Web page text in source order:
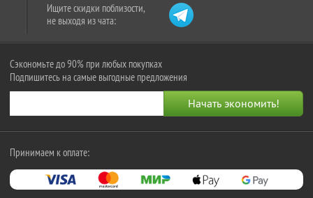
Ищите скидки поблизости,
не выходя из чата:
Сэкономьте до 90% при любых покупках
Подпишитесь на самые выгодные предложения
Принимаем к оплате: